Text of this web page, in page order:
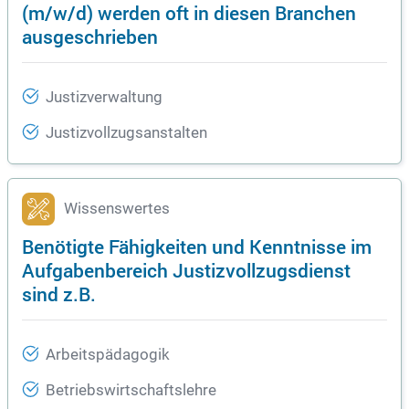
(m/w/d) werden oft in diesen Branchen
ausgeschrieben
Justizverwaltung
Justizvollzugsanstalten
Wissenswertes
Benötigte Fähigkeiten und Kenntnisse im
Aufgabenbereich Justizvollzugsdienst
sind z.B.
Arbeitspädagogik
Betriebswirtschaftslehre